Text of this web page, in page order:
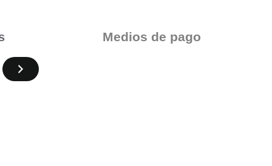
Medios de pago